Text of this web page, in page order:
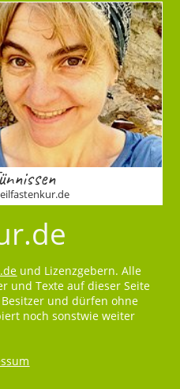
und Lizenzgebern. Alle
und Texte auf dieser Seite
und dürfen ohne
noch sonstwie weiter